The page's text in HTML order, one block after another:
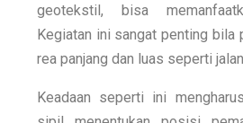
geotekstil, bisa
Kegiatan ini sangat penting bila
rea panjang dan luas seperti
Keadaan seperti ini